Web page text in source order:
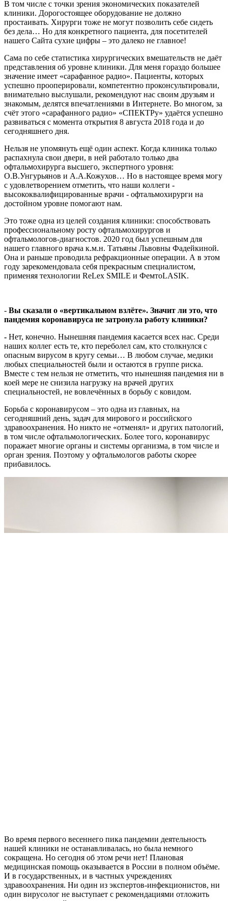
В том числе с точки зрения экономических показателей
клиники. Дорогостоящее оборудование не должно
простаивать. Хирурги тоже не могут позволить себе сидеть
без дела… Но для конкретного пациента, для посетителей
нашего Сайта сухие цифры – это далеко не главное!
Сама по себе статистика хирургических вмешательств не даёт
представления об уровне клиники. Для меня гораздо большее
значение имеет «сарафанное радио». Пациенты, которых
успешно прооперировали, компетентно проконсультировали,
внимательно выслушали, рекомендуют нас своим друзьям и
знакомым, делятся впечатлениями в Интернете. Во многом, за
счёт этого «сарафанного радио» «СПЕКТРу» удаётся успешно
развиваться с момента открытия 8 августа 2018 года и до
сегодняшнего дня.
Нельзя не упомянуть ещё один аспект. Когда клиника только
распахнула свои двери, в ней работало только два
офтальмохирурга высшего, экспертного уровня:
О.В.Унгурьянов и А.А.Кожухов… Но в настоящее время могу
с удовлетворением отметить, что наши коллеги -
высококвалифицированные врачи - офтальмохирурги на
достойном уровне помогают нам.
Это тоже одна из целей создания клиники: способствовать
профессиональному росту офтальмохирургов и
офтальмологов-диагностов. 2020 год был успешным для
нашего главного врача к.м.н. Татьяны Львовны Фадейкиной.
Она и раньше проводила рефракционные операции. А в этом
году зарекомендовала себя прекрасным специалистом,
применяя технологии ReLex SMILE и ФемтоLASIK.
- Вы сказали о «вертикальном взлёте». Значит ли это, что
пандемия коронавируса не затронула работу клиники?
- Нет, конечно. Нынешняя пандемия касается всех нас. Среди
наших коллег есть те, кто переболел сам, кто столкнулся с
опасным вирусом в кругу семьи… В любом случае, медики
любых специальностей были и остаются в группе риска.
Вместе с тем нельзя не отметить, что нынешняя пандемия ни в
коей мере не снизила нагрузку на врачей других
специальностей, не вовлечённых в борьбу с ковидом.
Борьба с коронавирусом – это одна из главных, на
сегодняшний день, задач для мирового и российского
здравоохранения. Но никто не «отменял» и других патологий,
в том числе офтальмологических. Более того, коронавирус
поражает многие органы и системы организма, в том числе и
орган зрения. Поэтому у офтальмологов работы скорее
прибавилось.
Во время первого весеннего пика пандемии деятельность
нашей клиники не останавливалась, но была немного
сокращена. Но сегодня об этом речи нет! Плановая
медицинская помощь оказывается в России в полном объёме.
И в государственных, и в частных учреждениях
здравоохранения. Ни один из экспертов-инфекционистов, ни
один вирусолог не выступает с рекомендациями отложить